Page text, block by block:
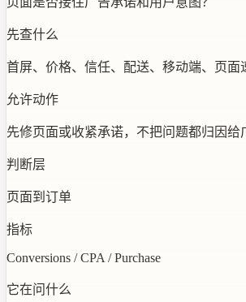
先查什么
首屏、价格、信任、配送、移动端、页面
允许动作
先修页面或收紧承诺，不把问题都归因给
判断层
页面到订单
指标
Conversions / CPA / Purchase
它在问什么